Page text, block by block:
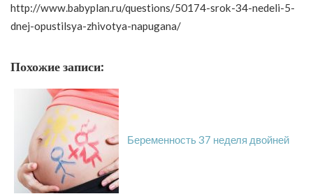
http://www.babyplan.ru/questions/50174-srok-34-nedeli-5-
dnej-opustilsya-zhivotya-napugana/
Похожие записи:
Беременность 37 неделя двойней